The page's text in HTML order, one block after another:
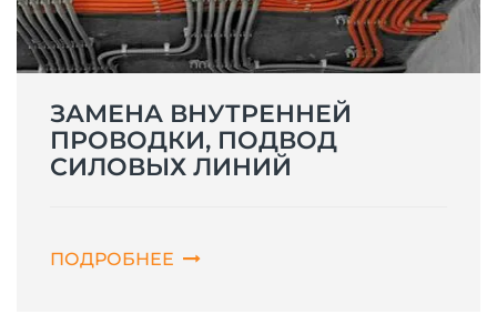
ЗАМЕНА ВНУТРЕННЕЙ
ПРОВОДКИ, ПОДВОД
СИЛОВЫХ ЛИНИЙ
ПОДРОБНЕЕ